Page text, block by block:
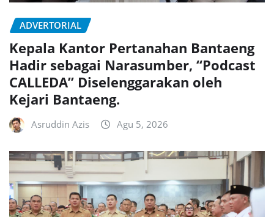
ADVERTORIAL
Kepala Kantor Pertanahan Bantaeng
Hadir sebagai Narasumber, “Podcast
CALLEDA” Diselenggarakan oleh
Kejari Bantaeng.
Asruddin Azis Agu 5, 2026